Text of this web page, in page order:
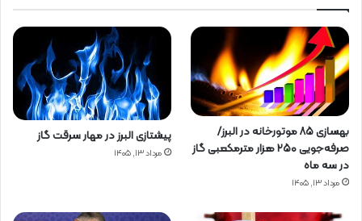
بهسازی ۸۵ موتورخانه در البرز/
صرفه‌جویی ۲۵۰ هزار مترمکعبی گاز
در سه ماه
مرداد ۱۳, ۱۴۰۵
پیشتازی البرز در مهار سرقت گاز
مرداد ۱۳, ۱۴۰۵